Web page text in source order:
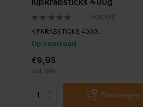
Vergelijk
KIPKRABSTICKS 400G...
Op voorraad
€9,95
Incl. btw
Toevoegen